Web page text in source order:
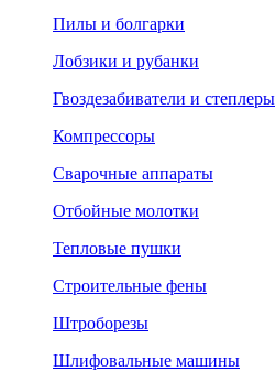
Пилы и болгарки
Лобзики и рубанки
Гвоздезабиватели и степлеры
Компрессоры
Сварочные аппараты
Отбойные молотки
Тепловые пушки
Строительные фены
Штроборезы
Шлифовальные машины